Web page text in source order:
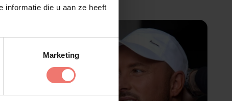
informatie die u aan ze heeft
Marketing